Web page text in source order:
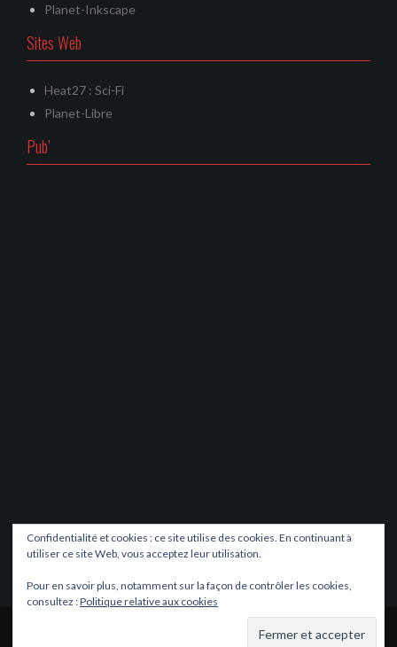
Planet-Inkscape
Sites Web
Heat27 : Sci-Fi
Planet-Libre
Pub’
ThèmeOria
Confidentialité et cookies : ce site utilise des cookies. En continuant à
utiliser ce site Web, vous acceptez leur utilisation.
Pour en savoir plus, notamment sur la façon de contrôler les cookies,
consultez :Politique relative aux cookies